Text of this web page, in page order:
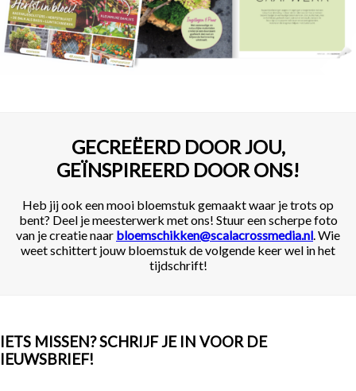
GECREËERD DOOR JOU,
GEÏNSPIREERD DOOR ONS!
Heb jij ook een mooi bloemstuk gemaakt waar je trots op
bent? Deel je meesterwerk met ons! Stuur een scherpe foto
van je creatie naar bloemschikken@scalacrossmedia.nl . Wie
weet schittert jouw bloemstuk de volgende keer wel in het
tijdschrift!
MISSEN? SCHRIJF JE IN VOOR DE